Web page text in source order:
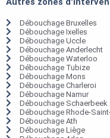
Débouchage Bruxelles
Débouchage Ixelles
Débouchage Uccle
Débouchage Anderlecht
Débouchage Waterloo
Débouchage Tubize
Débouchage Mons
Débouchage Charleroi
Débouchage Namur
Débouchage Schaerbeek
Débouchage Rhode-
Débouchage Ath
Débouchage Liège